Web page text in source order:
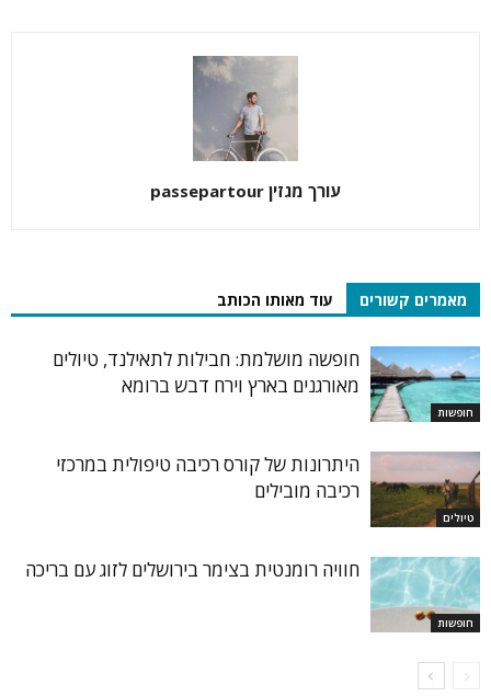
עורך מגזין passepartour
מאמרים קשורים עוד מאותו הכותב
חופשות
חופשה מושלמת: חבילות לתאילנד, טיולים
מאורגנים בארץ וירח דבש ברומא
טיולים
היתרונות של קורס רכיבה טיפולית במרכזי
רכיבה מובילים
חופשות
חוויה רומנטית בצימר בירושלים לזוג עם בריכה